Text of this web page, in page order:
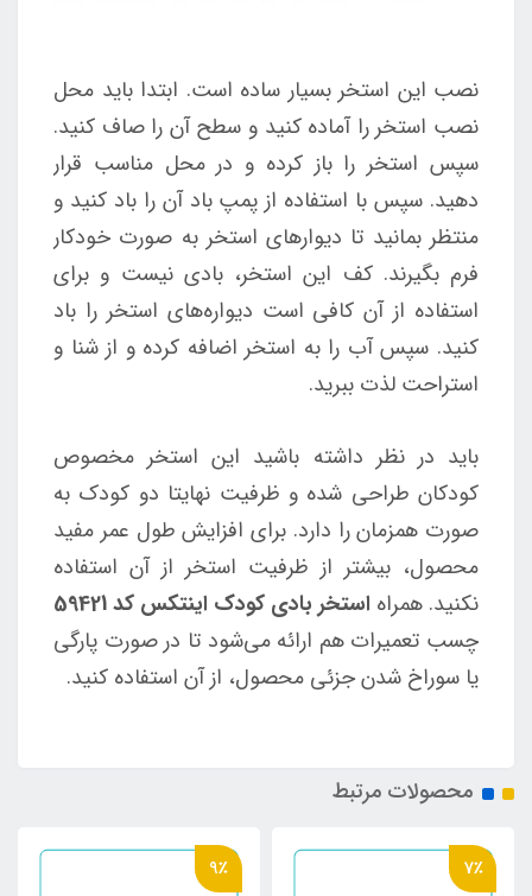
نصب این استخر بسیار ساده است. ابتدا باید محل
نصب استخر را آماده کنید و سطح آن را صاف کنید.
سپس استخر را باز کرده و در محل مناسب قرار
دهید. سپس با استفاده از پمپ باد آن را باد کنید و
منتظر بمانید تا دیوارهای استخر به صورت خودکار
فرم بگیرند. کف این استخر، بادی نیست و برای
استفاده از آن کافی است دیواره‌های استخر را باد
کنید. سپس آب را به استخر اضافه کرده و از شنا و
استراحت لذت ببرید.
باید در نظر داشته باشید این استخر مخصوص
کودکان طراحی شده و ظرفیت نهایتا دو کودک به
صورت همزمان را دارد. برای افزایش طول عمر مفید
محصول، بیشتر از ظرفیت استخر از آن استفاده
نکنید. همراه استخر بادی کودک اینتکس کد 59421
چسب تعمیرات هم ارائه می‌شود تا در صورت پارگی
یا سوراخ شدن جزئی محصول، از آن استفاده کنید.
محصولات مرتبط
7٪ 9٪